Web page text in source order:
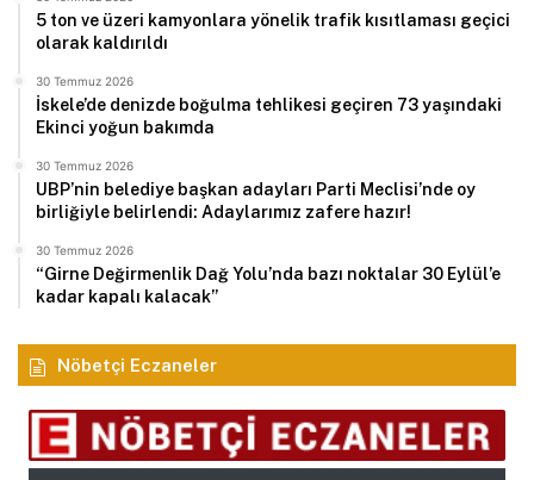
5 ton ve üzeri kamyonlara yönelik trafik kısıtlaması geçici
olarak kaldırıldı
30 Temmuz 2026
İskele’de denizde boğulma tehlikesi geçiren 73 yaşındaki
Ekinci yoğun bakımda
30 Temmuz 2026
UBP’nin belediye başkan adayları Parti Meclisi’nde oy
birliğiyle belirlendi: Adaylarımız zafere hazır!
30 Temmuz 2026
“Girne Değirmenlik Dağ Yolu’nda bazı noktalar 30 Eylül’e
kadar kapalı kalacak”
Nöbetçi Eczaneler